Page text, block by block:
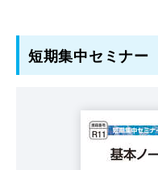
短期集中セミナー